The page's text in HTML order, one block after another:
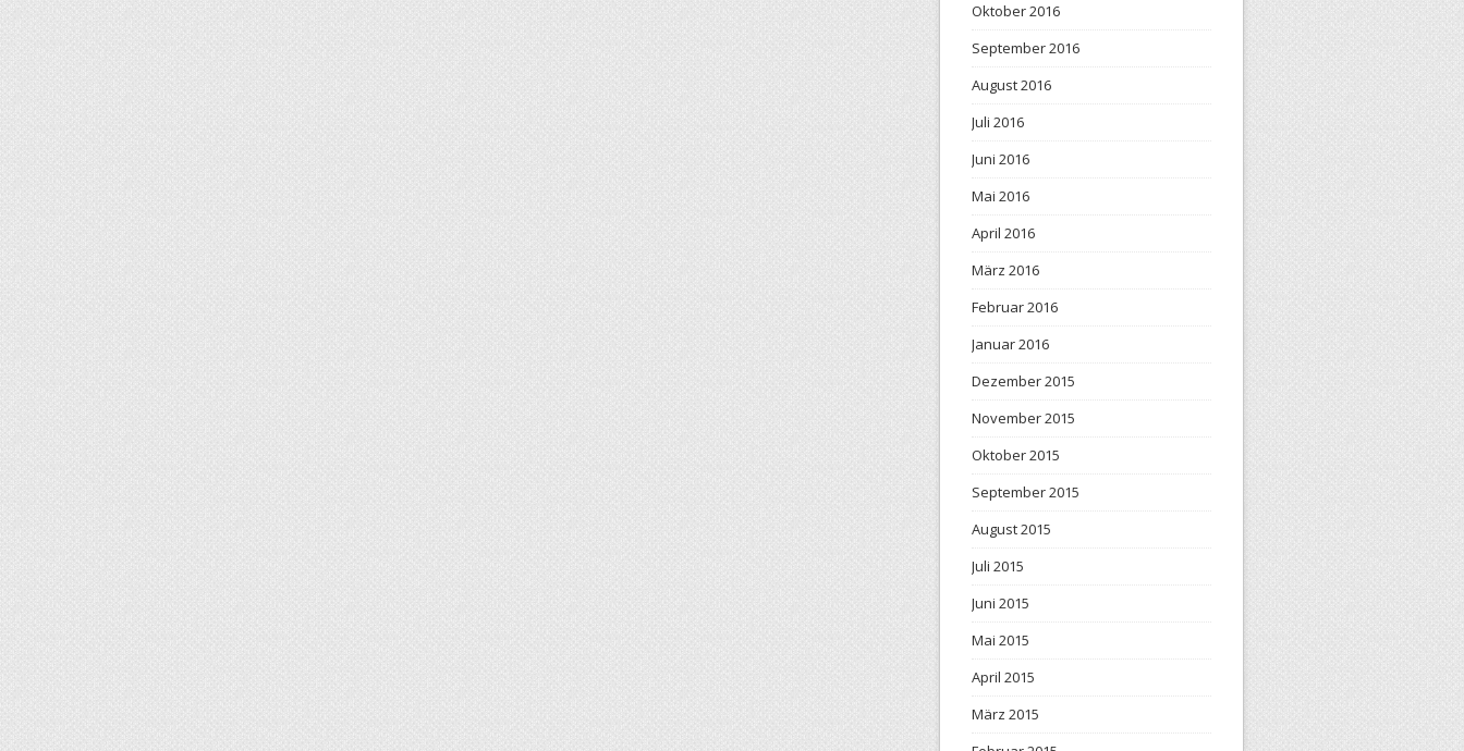
Oktober 2016
September 2016
August 2016
Juli 2016
Juni 2016
Mai 2016
April 2016
März 2016
Februar 2016
Januar 2016
Dezember 2015
November 2015
Oktober 2015
September 2015
August 2015
Juli 2015
Juni 2015
Mai 2015
April 2015
März 2015